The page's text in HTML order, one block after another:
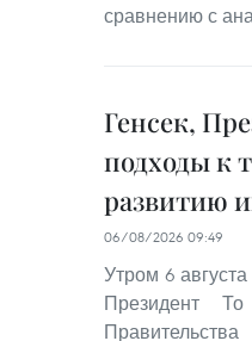
сравнению с
Генсек,
подходы к
развитию
06/08/2026 09:49
Утром 6
Президент